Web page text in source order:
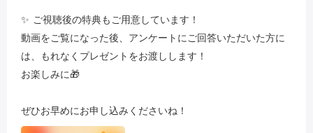
✨ ご視聴後の特典もご用意しています！
動画をご覧になった後、アンケートにご回答いただいた方に
は、もれなくプレゼントをお渡しします！
お楽しみに🎁
ぜひお早めにお申し込みくださいね！